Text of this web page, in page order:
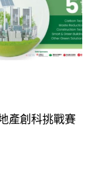
產創科挑戰賽